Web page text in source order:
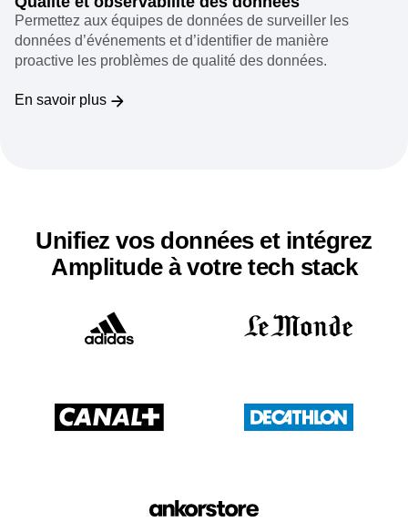
Permettez aux équipes de données de surveiller les
données d’événements et d’identifier de manière
proactive les problèmes de qualité des données.
En savoir plus
Unifiez vos données et intégrez
Amplitude à votre tech stack